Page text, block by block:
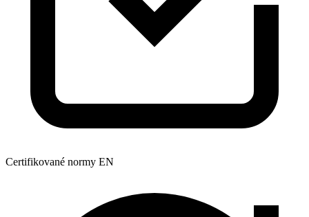
Certifikované normy EN